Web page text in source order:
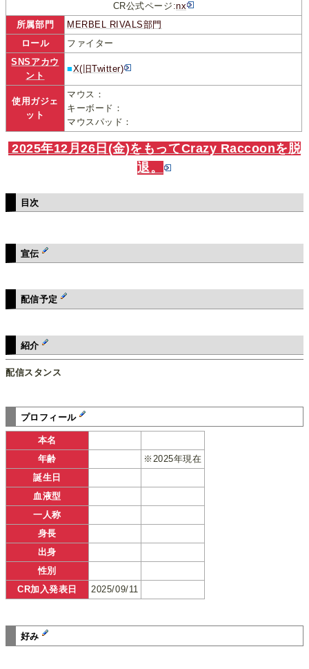
CR公式ページ:nx
所属部門
MERBEL RIVALS部門
ロール
ファイター
SNSアカウ
ント
■X(旧Twitter)
使用ガジェ
ット
マウス：
キーボード：
マウスパッド：
2025年12月26日(金)をもってCrazy Raccoonを脱
退。
目次
宣伝
配信予定
紹介
配信スタンス
プロフィール
本名
年齢
※2025年現在
誕生日
血液型
一人称
身長
出身
性別
CR加入発表日
2025/09/11
好み